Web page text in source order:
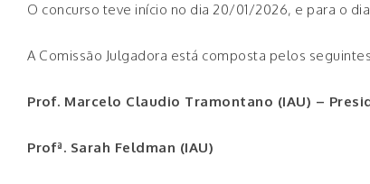
O concurso teve início no dia 20/01/2026, e para o
A Comissão Julgadora está composta pelos
Prof. Marcelo Claudio Tramontano (IAU) –
Profª. Sarah Feldman (IAU)